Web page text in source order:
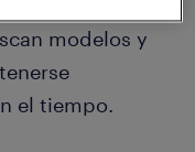
modelos y
el tiempo.